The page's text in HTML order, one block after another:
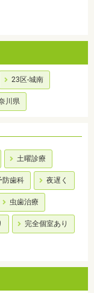
23区-城南
川県
土曜診療
防歯科 夜遅く
虫歯治療
完全個室あり